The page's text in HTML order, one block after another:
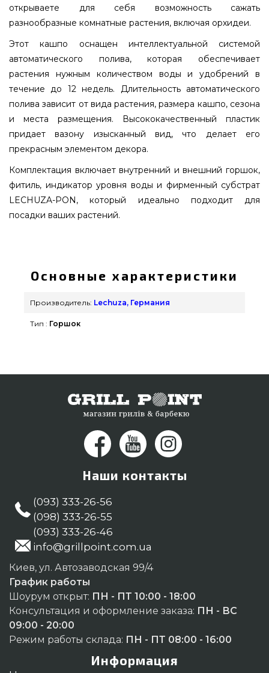
открываете для себя возможность сажать
разнообразные комнатные растения, включая орхидеи.
Этот кашпо оснащен интеллектуальной системой
автоматического полива, которая обеспечивает
растения нужным количеством воды и удобрений в
течение до 12 недель. Длительность автоматического
полива зависит от вида растения, размера кашпо, сезона
и места размещения. Высококачественный пластик
придает вазону изысканный вид, что делает его
прекрасным элементом декора.
Комплектация включает внутренний и внешний горшок,
фитиль, индикатор уровня воды и фирменный субстрат
LECHUZA-PON, который идеально подходит для
посадки ваших растений.
Германия по выгодной цене всего 1 209 грн. в
каталоге грилей и барбекью Гриль Поинт.
Взгляните и купите также Вазоны и горшки для
консультантам на телефонный номер 0(800) 337-
Основные характеристики
Производитель: Lechuza, Германия
Тип : Горшок
Наши контакты
(093) 333-26-56
(098) 333-26-55
(093) 333-26-46
info@grillpoint.com.ua
Киев, ул. Автозаводская 99/4
График работы
Шоурум открыт: ПН - ПТ 10:00 - 18:00
Консультация и оформление заказа: ПН - ВС
09:00 - 20:00
Режим работы склада: ПН - ПТ 08:00 - 16:00
Информация